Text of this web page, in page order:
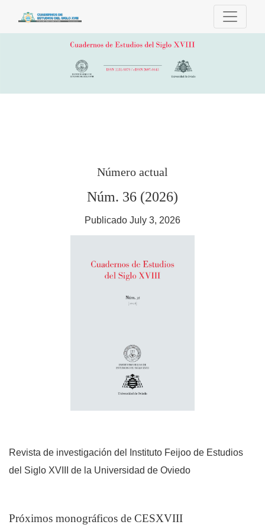
Cuadernos de Estudios del Siglo XVIII
Número actual
Núm. 36 (2026)
Publicado July 3, 2026
Revista de investigación del Instituto Feijoo de Estudios
del Siglo XVIII de la Universidad de Oviedo
Avisos
Próximos monográficos de CESXVIII